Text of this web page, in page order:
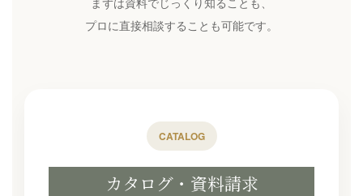
プロに直接相談することも可能です。
CATALOG
カタログ・資料請求